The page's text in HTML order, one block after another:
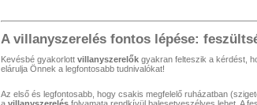
A villanyszerelés fontos lépése:
Kevésbé gyakorlott villanyszerelők gyakran felteszik a kérdést,
elárulja Önnek a legfontosabb tudnivalókat!
Az első és legfontosabb, hogy csakis megfelelő ruházatban